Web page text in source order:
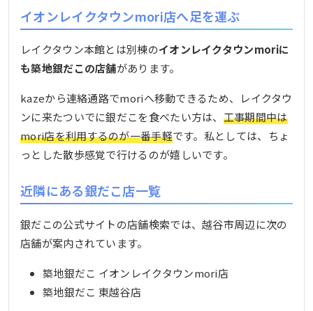
イオンレイクタウンmori店へ足を運ぶ
レイクタウン本館とは別棟のイオンレイクタウンmoriに
も築地銀だこの店舗があります。
kazeから連絡通路でmoriへ移動できるため、レイクタウ
ンに来たついでに銀だこを食べたい方は、 工事期間中は
mori店を利用するのが一番手軽です。私としては、ちょ
っとした散歩感覚で行けるのが嬉しいです。
近隣にある銀だこ店一覧
銀だこの公式サイトの店舗検索では、越谷市周辺に次の
店舗が案内されています。
築地銀だこ イオンレイクタウンmori店
築地銀だこ 東越谷店